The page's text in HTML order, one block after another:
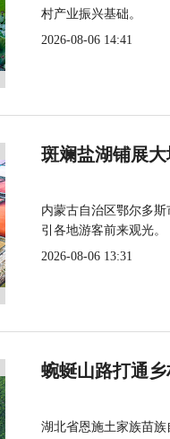
村产业振兴基础。
2026-08-06 14:41
斑斓盐湖铺展
内蒙古自治区鄂尔多
引各地游客前来观光。
2026-08-06 13:31
蜿蜒山路打通
湖北省恩施土家族苗